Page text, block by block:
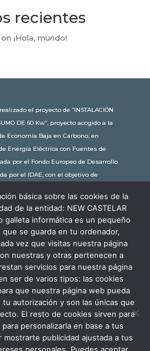
recientes
on ¡Hola, mundo!
el proyecto de “INSTALACIÓN
DE 60 Kw”, proyecto acogido a la
Economía Baja en Carbono, en
Energía Eléctrica con Fuentes de
por el Fondo Europeo de Desarrollo
por el IDAE, con el objetivo de
una potencia instalada de 60kW, la
ahorra al planeta 34,79
equivale a recorrer 116.677 km en coche
básica sobre las cookies de la
de la entidad: NEW CASTELAR
galleta informática es un pequeño
se guarda en tu ordenador,
vez que visitas nuestra página
nuestras y otras pertenecen a
servicios para nuestra página
ser de varios tipos: las cookies
que nuestra página web pueda
autorización y son las únicas que
El resto de cookies sirven para
personalizarla en base a tus
publicidad ajustada a tus